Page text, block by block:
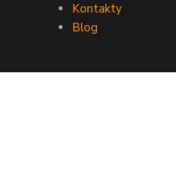
Kontakty
Blog